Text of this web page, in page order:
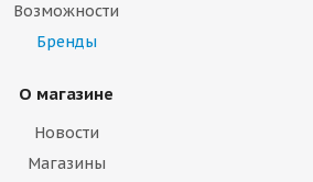
Возможности
Бренды
О магазине
Новости
Магазины